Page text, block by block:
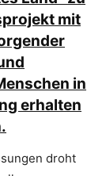
mit
in
erhalten
droht